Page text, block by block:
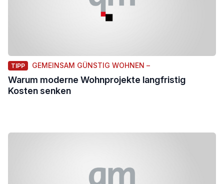
TIPP GEMEINSAM GÜNSTIG WOHNEN –
Warum moderne Wohnprojekte langfristig
Kosten senken